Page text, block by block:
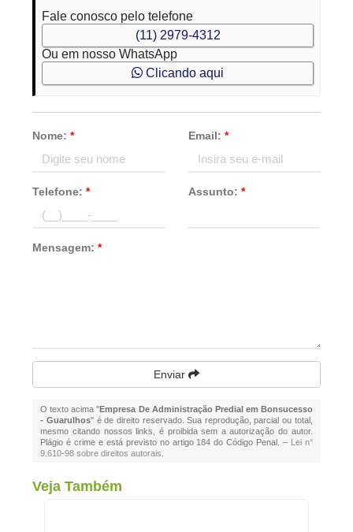
Fale conosco pelo telefone
(11) 2979-4312
Ou em nosso WhatsApp
Clicando aqui
Nome:* Email: *
Telefone:* Assunto: *
Mensagem:*
Enviar
O texto acima "Empresa De Administração Predial em Bonsucesso
- Guarulhos" é de direito reservado. Sua reprodução, parcial ou total,
mesmo citando nossos links, é proibida sem a autorização do autor.
Plágio é crime e está previsto no artigo 184 do Código Penal. – Lei n°
9.610-98 sobre direitos autorais
Veja Também